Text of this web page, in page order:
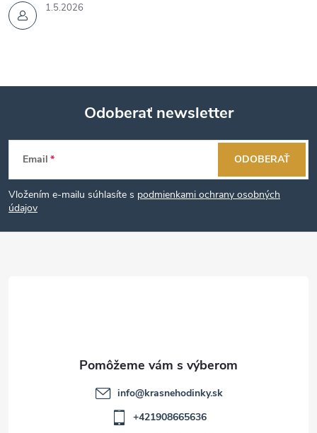
1.5.2026
Z
á
p
Odoberať newsletter
Email
Vložením e-mailu súhlasíte s podmienkami ochrany osobných
údajov
ODOBERAŤ
info@krasnehodinky.sk
+421908665636